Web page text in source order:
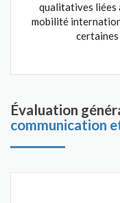
qualitatives liées
mobilité
Évaluation
communication